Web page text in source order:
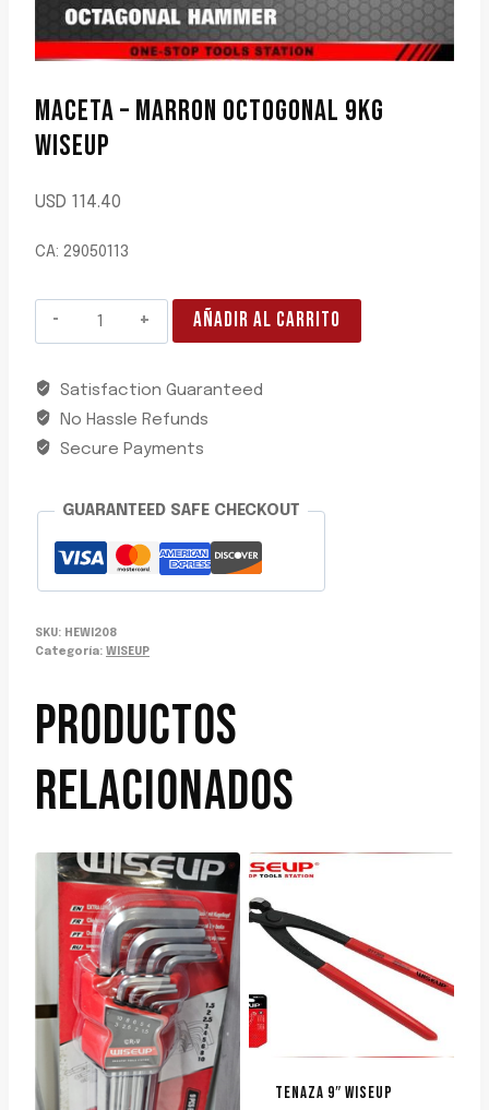
MACETA – MARRON OCTOGONAL 9KG
WISEUP
USD 114.40
CA: 29050113
MACETA
-
OCTOGONAL
9KG
WISEUP
AÑADIR AL CARRITO
Satisfaction Guaranteed
No Hassle Refunds
Secure Payments
GUARANTEED SAFE CHECKOUT
SKU: HEWI208
Categoría: WISEUP
PRODUCTOS
RELACIONADOS
TENAZA 9″ WISEUP